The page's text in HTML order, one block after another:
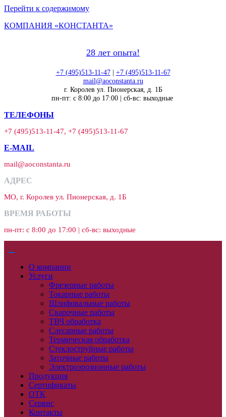
Перейти к содержимому
КОМПАНИЯ «КОНСТАНТА»
28 лет опыта!
+7 (495)513-11-47| +7 (495)513-11-67
mail@aoconstanta.ru
г. Королев ул. Пионерская, д. 1Б
пн-пт: с 8:00 до 17:00 | сб-вс: выходные
ТЕЛЕФОНЫ
+7 (495)513-11-47, +7 (495)513-11-67
E-MAIL
mail@aoconstanta.ru
АДРЕС
МО, г. Королев ул. Пионерская, д. 1Б
ВРЕМЯ РАБОТЫ
пн-пт: с 8:00 до 17:00 | сб-вс: выходные
О компании
Услуги
Фрезерные работы
Токарные работы
Шлифовальные работы
Сварочные работы
ТВЧ обработка
Слесарные работы
Термическая обработка
Стеклоструйные работы
Заточные работы
Электроэрозионные работы
Продукция
Сертификаты
ОТК
Сервис
Контакты